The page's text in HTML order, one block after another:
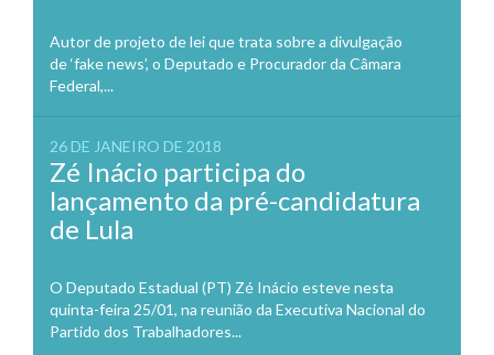
Autor de projeto de lei que trata sobre a divulgação
de ‘fake news’, o Deputado e Procurador da Câmara
Federal,...
26 DE JANEIRO DE 2018
Zé Inácio participa do
lançamento da pré-candidatura
de Lula
O Deputado Estadual (PT) Zé Inácio esteve nesta
quinta-feira 25/01, na reunião da Executiva Nacional do
Partido dos Trabalhadores...